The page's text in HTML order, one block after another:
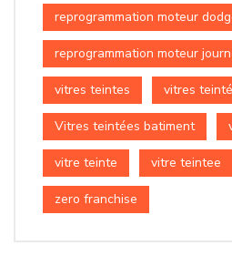
reprogrammation moteur
reprogrammation moteur
vitres teintes vitres
Vitres teintées batiment
vitre teinte vitre teintee
zero franchise